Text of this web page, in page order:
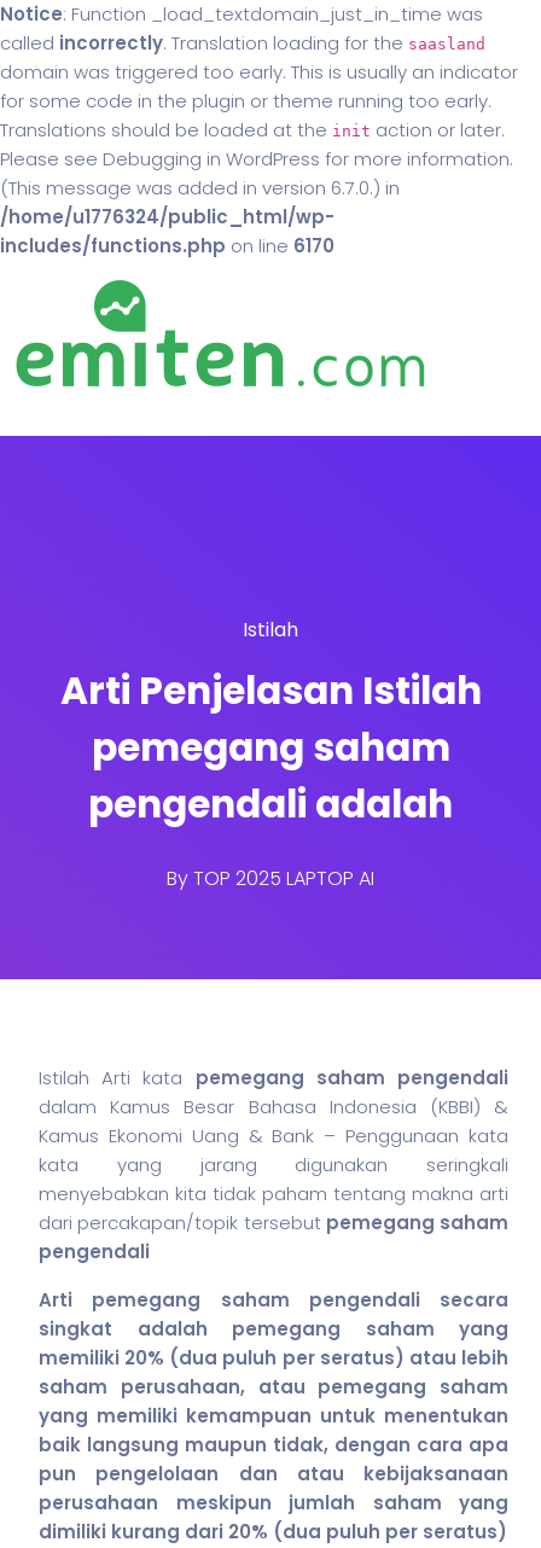
Notice: Function _load_textdomain_just_in_time was
called incorrectly. Translation loading for the saasland
domain was triggered too early. This is usually an indicator
for some code in the plugin or theme running too early.
Translations should be loaded at the init action or later.
Please see Debugging in WordPress for more information.
(This message was added in version 6.7.0.) in
/home/u1776324/public_html/wp-
includes/functions.php on line 6170
Istilah
Arti Penjelasan Istilah
pemegang saham
pengendali adalah
ByTOP 2025 LAPTOP AI
Istilah Arti kata pemegang saham pengendali
dalam Kamus Besar Bahasa Indonesia (KBBI) &
Kamus Ekonomi Uang & Bank – Penggunaan kata
kata yang jarang digunakan seringkali
menyebabkan kita tidak paham tentang makna arti
dari percakapan/topik tersebut pemegang saham
pengendali
Arti pemegang saham pengendali secara
singkat adalah pemegang saham yang
memiliki 20% (dua puluh per seratus) atau lebih
saham perusahaan, atau pemegang saham
yang memiliki kemampuan untuk menentukan
baik langsung maupun tidak, dengan cara apa
pun pengelolaan dan atau kebijaksanaan
perusahaan meskipun jumlah saham yang
dimiliki kurang dari 20% (dua puluh per seratus)